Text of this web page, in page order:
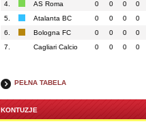
4. AS Roma 0 0 0 0
5.
Atalanta BC 0 0 0 0
6.
Bologna FC 0 0 0 0
7.
Cagliari Calcio 0 0 0 0
PEŁNA TABELA
KONTUZJE